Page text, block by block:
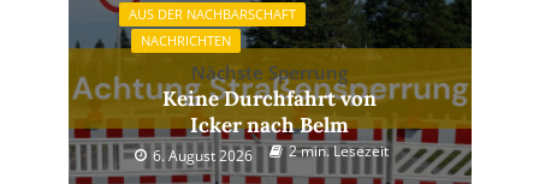
AUS DER NACHBARSCHAFT
NACHRICHTEN
Nächste Sperrung
Keine Durchfahrt von
Icker nach Belm
6. August 2026 2 min. Lesezeit